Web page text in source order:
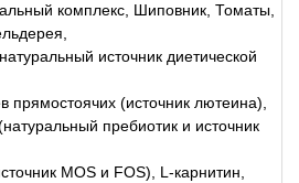
комплекс, Шиповник, Томаты,
источник диетической
прямостоячих (источник лютеина),
пребиотик и источник
MOS и FOS), L-карнитин,